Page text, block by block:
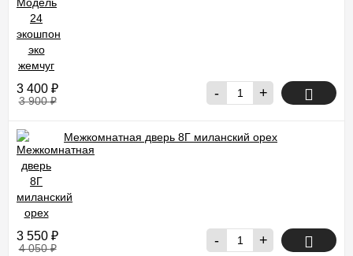
3 400 ₽
3 900₽ - +
Межкомнатная дверь 8Г миланский орех
3 550 ₽
4 050₽ - +